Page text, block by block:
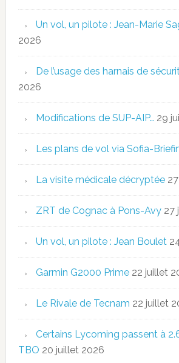
Un vol, un pilote : Jean-Marie
2026
De l’usage des harnais de
2026
Modifications de SUP-AIP… 29
Les plans de vol via Sofia-
La visite médicale décryptée
ZRT de Cognac à Pons-Avy 27
Un vol, un pilote : Jean Boulet
Garmin G2000 Prime 22 juillet
Le Rivale de Tecnam 22 juillet
Certains Lycoming passent à
TBO 20 juillet 2026